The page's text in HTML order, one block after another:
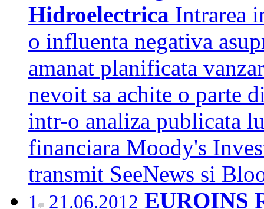
Hidroelectrica Intrarea
o influenta negativa
amanat planificata
nevoit sa achite o parte
intr-o analiza publicata
financiara Moody's
transmit SeeNews si
1 21.06.2012 EUROINS